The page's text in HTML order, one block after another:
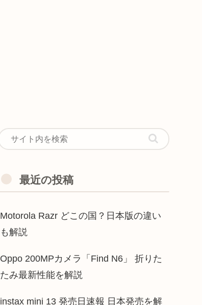
最近の投稿
Motorola Razr どこの国？日本版の違い
も解説
Oppo 200MPカメラ「Find N6」 折りた
たみ最新性能を解説
instax mini 13 発売日速報 日本発売を解